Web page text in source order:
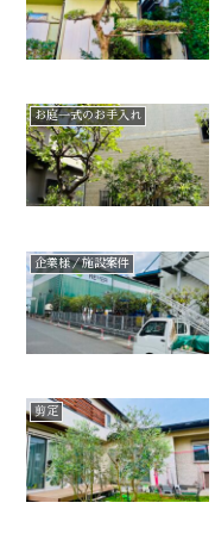
お庭一式のお手入れ
企業様／施設案件
剪定